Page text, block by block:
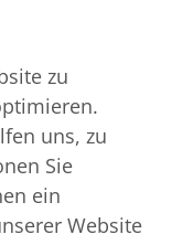
zu
uns, zu
Sie
ein
Website